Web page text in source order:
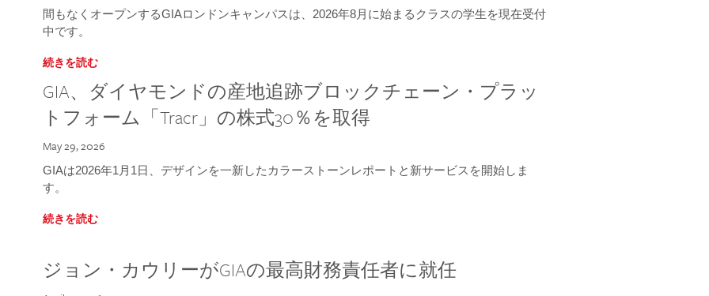
間もなくオープンするGIAロンドンキャンパスは、2026年8月に始まるクラスの学生を現在受付
中です。
続きを読む
GIA、ダイヤモンドの産地追跡ブロックチェーン・プラッ
トフォーム「Tracr」の株式30％を取得
May 29, 2026
GIAは2026年1月1日、デザインを一新したカラーストーンレポートと新サービスを開始しま
す。
続きを読む
ジョン・カウリーがGIAの最高財務責任者に就任